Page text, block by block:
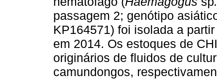
passagem 2; genótipo
KP164571) foi isolada a
em 2014. Os estoques de
originários de fluidos de
camundongos,